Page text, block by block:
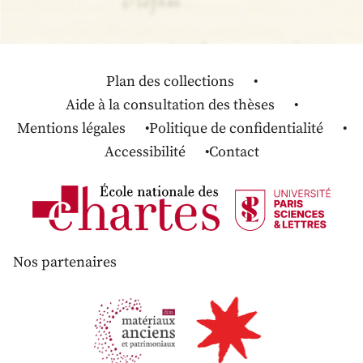
Plan des collections
Aide à la consultation des thèses
Mentions légales
Politique de confidentialité
Accessibilité
Contact
Nos partenaires